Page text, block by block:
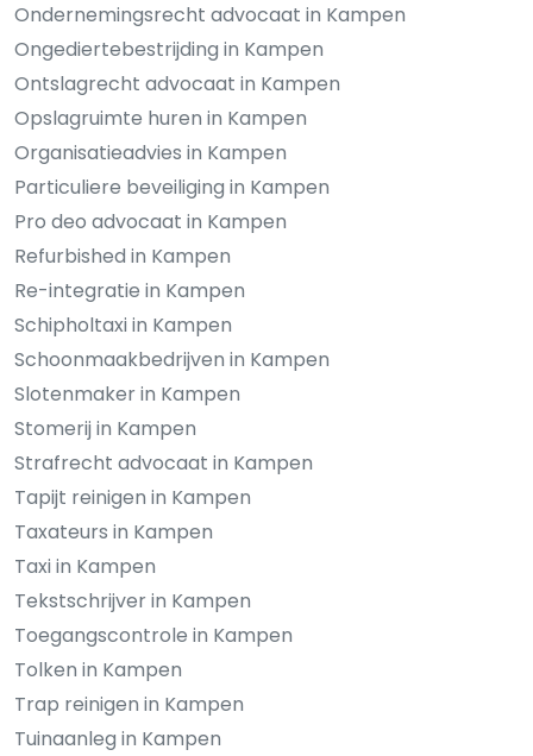
Ondernemingsrecht advocaat in Kampen
Ongediertebestrijding in Kampen
Ontslagrecht advocaat in Kampen
Opslagruimte huren in Kampen
Organisatieadvies in Kampen
Particuliere beveiliging in Kampen
Pro deo advocaat in Kampen
Refurbished in Kampen
Re-integratie in Kampen
Schipholtaxi in Kampen
Schoonmaakbedrijven in Kampen
Slotenmaker in Kampen
Stomerij in Kampen
Strafrecht advocaat in Kampen
Tapijt reinigen in Kampen
Taxateurs in Kampen
Taxi in Kampen
Tekstschrijver in Kampen
Toegangscontrole in Kampen
Tolken in Kampen
Trap reinigen in Kampen
Tuinaanleg in Kampen